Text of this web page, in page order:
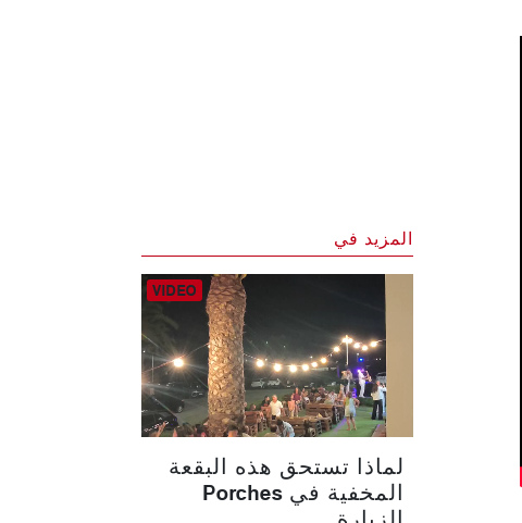
المزيد في
لماذا تستحق هذه البقعة
المخفية في Porches